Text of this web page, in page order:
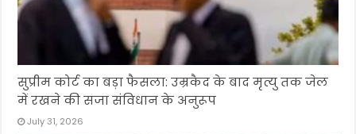
सुप्रीम कोर्ट का बड़ा फैसला: उम्रकैद के बाद मृत्यु तक जेल
में रखने की सजा संविधान के अनुरूप
July 31, 2026